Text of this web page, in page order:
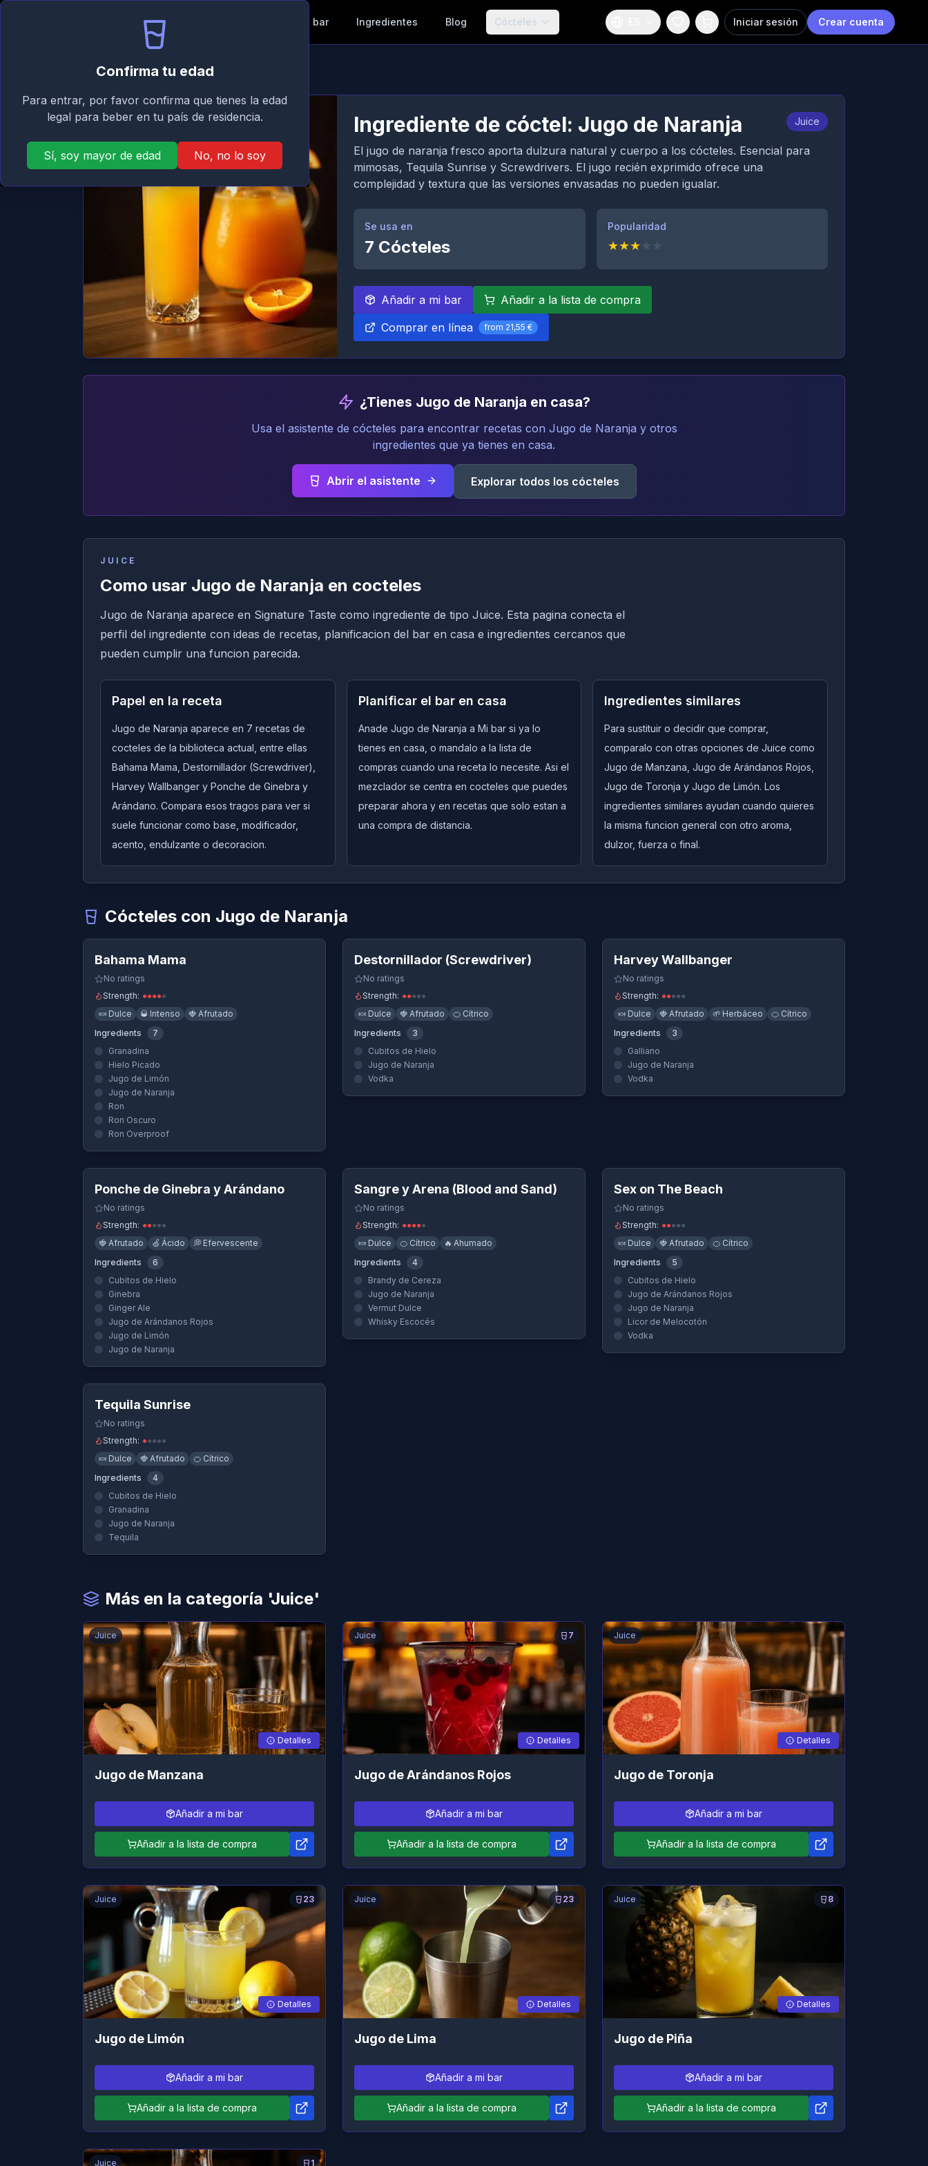
Confirma tu edad
Para entrar, por favor confirma que tienes la edad
legal para beber en tu país de residencia.
Sí, soy mayor de edad No, no lo soy
Mi bar Ingredientes Blog Cócteles Iniciar sesión Crear cuenta
Atrás
Ingrediente de cóctel: Jugo de Naranja Juice
El jugo de naranja fresco aporta dulzura natural y cuerpo a los cócteles. Esencial para
mimosas, Tequila Sunrise y Screwdrivers. El jugo recién exprimido ofrece una
complejidad y textura que las versiones envasadas no pueden igualar.
Se usa en
7 Cócteles
Popularidad
★★★
Añadir a mi bar
Añadir a la lista de compra
Comprar en línea
from 21,55 €
¿Tienes Jugo de Naranja en casa?
Usa el asistente de cócteles para encontrar recetas con Jugo de Naranja y otros
ingredientes que ya tienes en casa.
Abrir el asistente Explorar todos los cócteles
JUICE
Como usar Jugo de Naranja en cocteles
Jugo de Naranja aparece en Signature Taste como ingrediente de tipo Juice. Esta pagina conecta el
perfil del ingrediente con ideas de recetas, planificacion del bar en casa e ingredientes cercanos que
pueden cumplir una funcion parecida.
Papel en la receta
Jugo de Naranja aparece en 7 recetas de
cocteles de la biblioteca actual, entre ellas
Bahama Mama, Destornillador (Screwdriver),
Harvey Wallbanger y Ponche de Ginebra y
Arándano. Compara esos tragos para ver si
suele funcionar como base, modificador,
acento, endulzante o decoracion.
Planificar el bar en casa
Anade Jugo de Naranja a Mi bar si ya lo
tienes en casa, o mandalo a la lista de
compras cuando una receta lo necesite. Asi el
mezclador se centra en cocteles que puedes
preparar ahora y en recetas que solo estan a
una compra de distancia.
Ingredientes similares
Para sustituir o decidir que comprar,
comparalo con otras opciones de Juice como
Jugo de Manzana, Jugo de Arándanos Rojos,
Jugo de Toronja y Jugo de Limón. Los
ingredientes similares ayudan cuando quieres
la misma funcion general con otro aroma,
dulzor, fuerza o final.
Cócteles con Jugo de Naranja
Bahama Mama
Un cóctel que usa Jugo de Naranja
Destornillador (Screwdriver)
Un cóctel que usa Jugo de Naranja
Harvey Wallbanger
Un cóctel que usa Jugo de Naranja
Ponche de Ginebra y Arándano
Un cóctel que usa Jugo de Naranja
Sangre y Arena (Blood and Sand)
Un cóctel que usa Jugo de Naranja
Sex on The Beach
Un cóctel que usa Jugo de Naranja
Tequila Sunrise
Un cóctel que usa Jugo de Naranja
Quick View
Bahama Mama
No ratings
Strength: ●●●●●
🍬 Dulce 🥃 Intenso 🍓 Afrutado
Ingredients
7
Granadina
Hielo Picado
Jugo de Limón
Jugo de Naranja
Ron
Ron Oscuro
Ron Overproof
Destornillador (Screwdriver)
No ratings
Strength: ●●●●●
🍬 Dulce 🍓 Afrutado 🍊 Cítrico
Ingredients
3
Cubitos de Hielo
Jugo de Naranja
Vodka
Harvey Wallbanger
No ratings
Strength: ●●●●●
🍬 Dulce 🍓 Afrutado 🌱 Herbáceo 🍊 Cítrico
Ingredients
3
Galliano
Jugo de Naranja
Vodka
Quick View
Ponche de Ginebra y Arándano
No ratings
Strength: ●●●●●
🍓 Afrutado 🍏 Ácido 💭 Efervescente
Ingredients
6
Cubitos de Hielo
Ginebra
Ginger Ale
Jugo de Arándanos Rojos
Jugo de Limón
Jugo de Naranja
Sangre y Arena (Blood and Sand)
No ratings
Strength: ●●●●●
🍬 Dulce 🍊 Cítrico 🔥 Ahumado
Ingredients
4
Brandy de Cereza
Jugo de Naranja
Vermut Dulce
Whisky Escocés
Sex on The Beach
No ratings
Strength: ●●●●●
🍬 Dulce 🍓 Afrutado 🍊 Cítrico
Ingredients
5
Cubitos de Hielo
Jugo de Arándanos Rojos
Jugo de Naranja
Licor de Melocotón
Vodka
Quick View
Tequila Sunrise
No ratings
Strength: ●●●●●
🍬 Dulce 🍓 Afrutado 🍊 Cítrico
Ingredients
4
Cubitos de Hielo
Granadina
Jugo de Naranja
Tequila
Más en la categoría 'Juice'
Juice
Detalles
Jugo de Manzana
Añadir a mi bar
Añadir a la lista de compra
7
Juice
Detalles
Jugo de Arándanos Rojos
Añadir a mi bar
Añadir a la lista de compra
Juice
Detalles
Jugo de Toronja
Añadir a mi bar
Añadir a la lista de compra
23
Juice
Detalles
Jugo de Limón
Añadir a mi bar
Añadir a la lista de compra
23
Juice
Detalles
Jugo de Lima
Añadir a mi bar
Añadir a la lista de compra
8
Juice
Detalles
Jugo de Piña
Añadir a mi bar
Añadir a la lista de compra
1
Juice